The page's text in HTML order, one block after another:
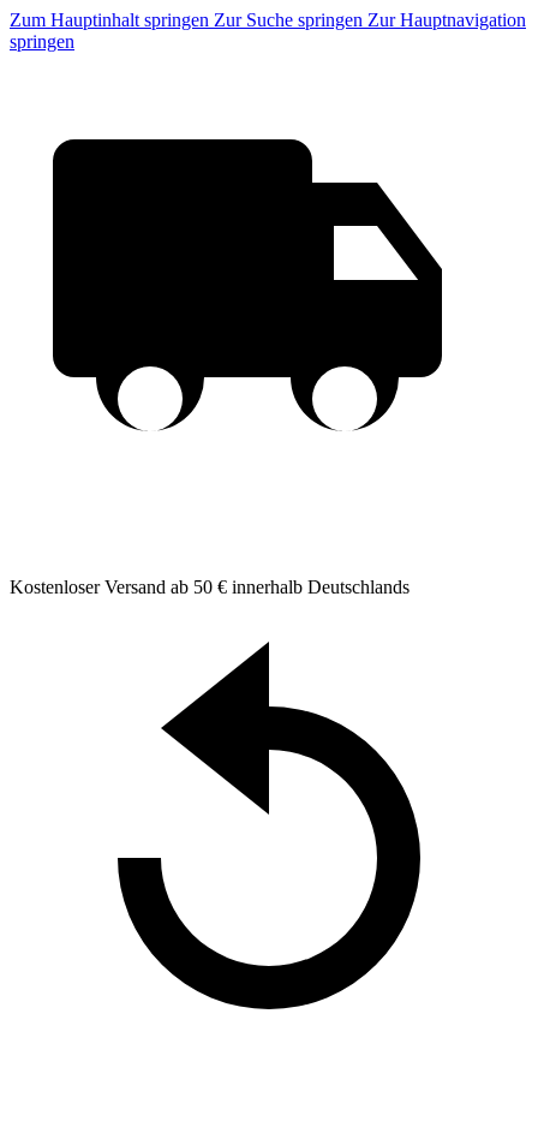
Zum Hauptinhalt springen Zur Suche springen Zur Hauptnavigation
springen
Kostenloser Versand ab 50 € innerhalb Deutschlands